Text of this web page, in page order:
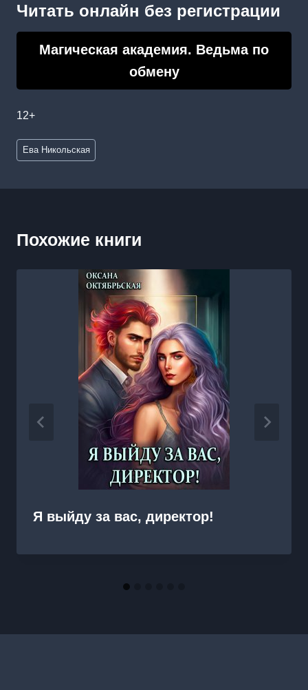
Читать онлайн без регистрации
Магическая академия. Ведьма по
обмену
12+
Метки
записи:
Ева Никольская
Похожие книги
Я выйду за вас, директор!